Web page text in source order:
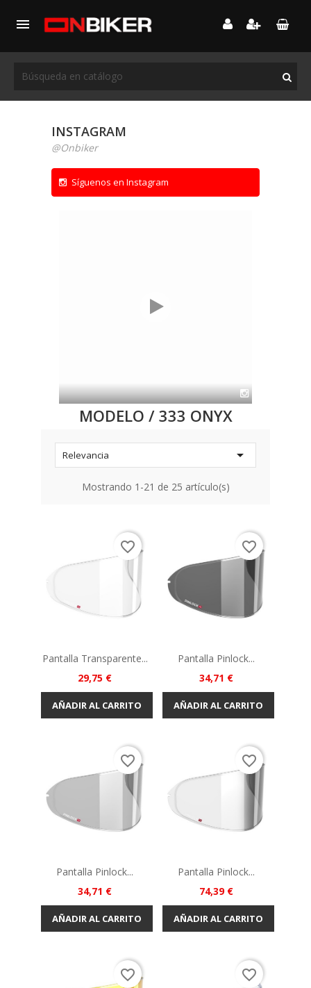

INSTAGRAM
@Onbiker
Síguenos en Instagram
MODELO / 333 ONYX
Relevancia 
Mostrando 1-21 de 25 artículo(s)
Pantalla Transparente...
Precio
29,75 €
AÑADIR AL CARRITO
favorite_border
Pantalla Pinlock...
Precio
34,71 €
AÑADIR AL CARRITO
favorite_border
Pantalla Pinlock...
Precio
34,71 €
AÑADIR AL CARRITO
favorite_border
Pantalla Pinlock...
Precio
74,39 €
AÑADIR AL CARRITO
favorite_border
favorite_border favorite_border